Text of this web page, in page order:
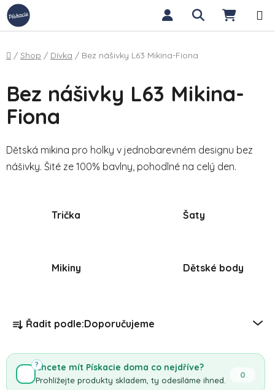
Přejít na obsah Hledat
Domů
/ Shop / Dívka / Bez nášivky L63 Mikina-Fiona
Bez nášivky L63 Mikina-
Fiona
Dětská mikina pro holky v jednobarevném designu bez
nášivky. Šité ze 100% bavlny, pohodlné na celý den.
Trička Šaty
Mikiny Dětské body
Řazení produktů
Řadit podle:Doporučujeme
Chcete mít Pískacie doma co nejdříve?
Prohlížejte produkty skladem, ty odesíláme ihned.
0
?